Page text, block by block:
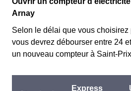
Arnay
Selon le délai que vous choisirez
vous devrez débourser entre 24
un nouveau compteur à Saint-